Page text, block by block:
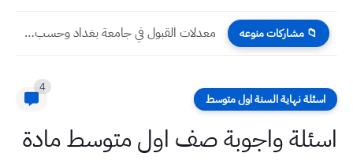
📁 مشاركات منوعه معدلات القبول في جامعة بغداد وحسب الأقسام للعام الدراسي 2024...
اسئلة نهاية السنة اول متوسط
4
اسئلة واجوبة صف اول متوسط مادة